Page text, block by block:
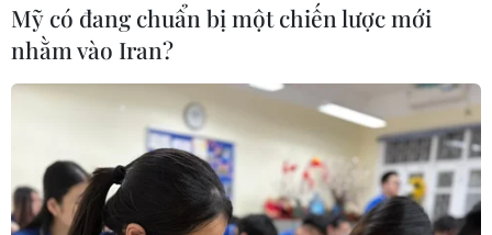
Mỹ có đang chuẩn bị một chiến lược mới
nhằm vào Iran?